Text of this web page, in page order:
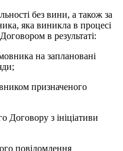
без вини, а також за
яка виникла в процесі
в результаті:
на заплановані
призначеного
Договору з ініціативи
повідомлення